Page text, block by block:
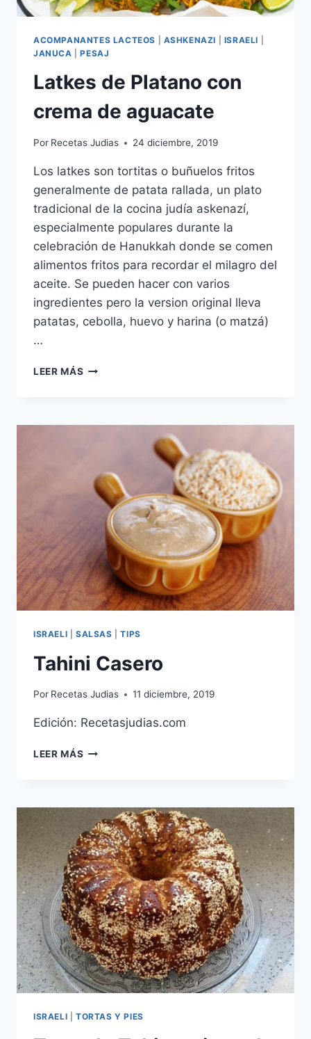
ACOMPANANTES LACTEOS ASHKENAZI ISRAELI
JANUCA
|PESAJ
Latkes de Platano con
crema de aguacate
Por Recetas Judias 24 diciembre, 2019
Los latkes son tortitas o buñuelos fritos
generalmente de patata rallada, un plato
tradicional de la cocina judía askenazí,
especialmente populares durante la
celebración de Hanukkah donde se comen
alimentos fritos para recordar el milagro del
aceite. Se pueden hacer con varios
ingredientes pero la version original lleva
patatas, cebolla, huevo y harina (o matzá)
…
LEER MÁS LATKES
CREMA
ISRAELI SALSAS |TIPS
Tahini Casero
Por Recetas Judias 11 diciembre, 2019
Edición: Recetasjudias.com
LEER MÁS TAHINI
ISRAELI TORTAS Y PIES